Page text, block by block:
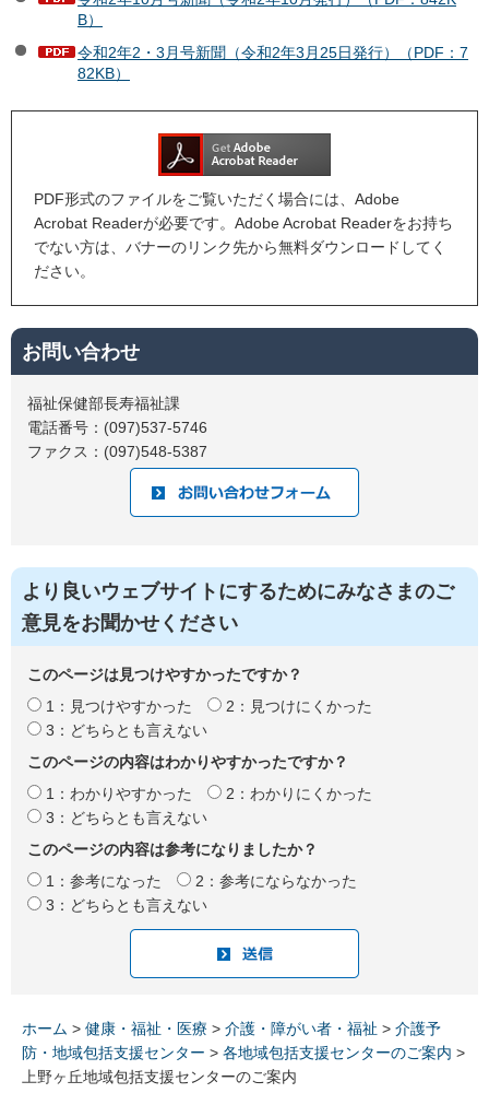
B）
令和2年2・3月号新聞（令和2年3月25日発行）（PDF：7
82KB）
PDF形式のファイルをご覧いただく場合には、Adobe
Acrobat Readerが必要です。Adobe Acrobat Readerをお持ち
でない方は、バナーのリンク先から無料ダウンロードしてく
ださい。
お問い合わせ
福祉保健部長寿福祉課
電話番号：(097)537-5746
ファクス：(097)548-5387
より良いウェブサイトにするためにみなさまのご
意見をお聞かせください
このページは見つけやすかったですか？
1：見つけやすかった
2：見つけにくかった
3：どちらとも言えない
このページの内容はわかりやすかったですか？
1：わかりやすかった
2：わかりにくかった
3：どちらとも言えない
このページの内容は参考になりましたか？
1：参考になった
2：参考にならなかった
3：どちらとも言えない
ホーム > 健康・福祉・医療 > 介護・障がい者・福祉 > 介護予
防・地域包括支援センター > 各地域包括支援センターのご案内 >
上野ヶ丘地域包括支援センターのご案内